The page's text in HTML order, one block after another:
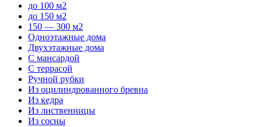
до 100 м2
до 150 м2
150 — 300 м2
Одноэтажные дома
Двухэтажные дома
С мансардой
С террасой
Ручной рубки
Из оцилиндрованного бревна
Из кедра
Из лиственницы
Из сосны